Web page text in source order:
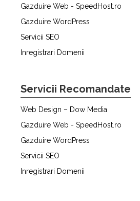
Gazduire Web - SpeedHost.ro
Gazduire WordPress
Servicii SEO
Inregistrari Domenii
Servicii Recomandate
Web Design – Dow Media
Gazduire Web - SpeedHost.ro
Gazduire WordPress
Servicii SEO
Inregistrari Domenii